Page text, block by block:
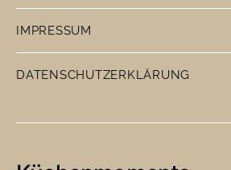
IMPRESSUM
DATENSCHUTZERKLÄRUNG